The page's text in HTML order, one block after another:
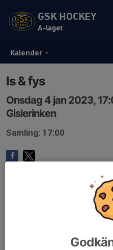
Kalender
GSK HOCKEY
A-laget
Is & fys
Onsdag 4 jan 2023,
Gislerinken
Samling: 17:00